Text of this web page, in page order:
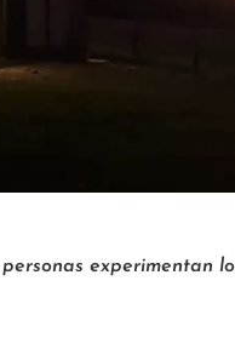
experimentan